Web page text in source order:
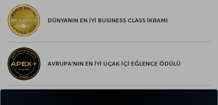
DÜNYANIN EN İYİ BUSINESS CLASS İKRAMI
AVRUPA’NIN EN İYİ UÇAK İÇİ EĞLENCE ÖDÜLÜ